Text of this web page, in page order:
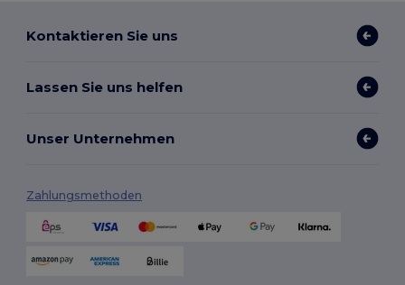
Kontaktieren Sie uns
Lassen Sie uns helfen
Unser Unternehmen
Zahlungsmethoden